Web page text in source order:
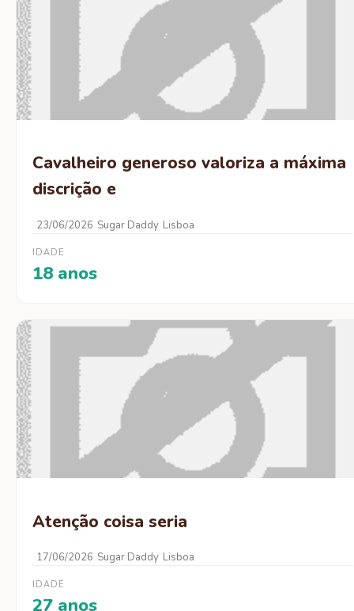
Cavalheiro generoso valoriza a máxima
discrição e
23/06/2026 Sugar Daddy Lisboa
IDADE
18 anos
Atenção coisa seria
17/06/2026 Sugar Daddy Lisboa
IDADE
27 anos